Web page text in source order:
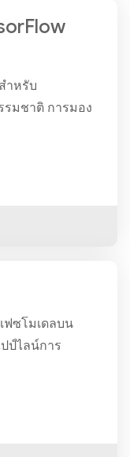
ำหรับ
มชาติ การมอง
ฟซโมเดลบน
ป์ไลน์การ